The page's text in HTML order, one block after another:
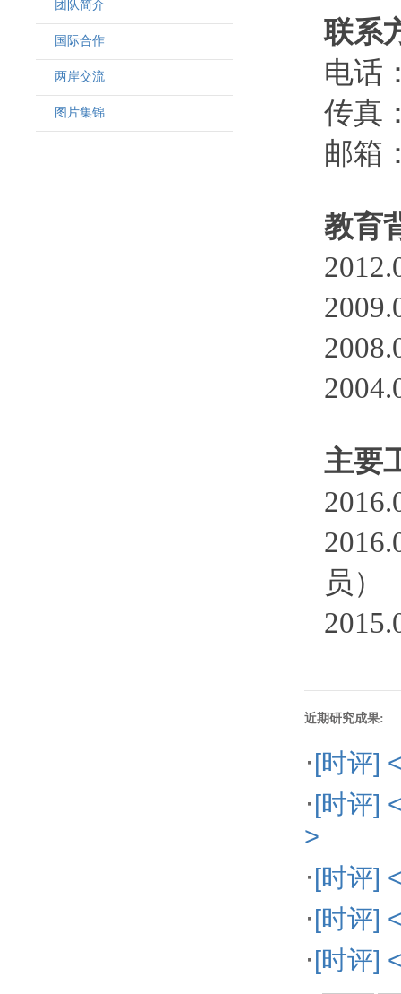
· 林勇新副院长
团队简介
· 客座教授
· 访问学者
国际合作
两岸交流
图片集锦
联系
电话
传真
邮箱
教育
主要
员）
近期研究成果:
·[时评]
·[时评]
>
·[时评]
·[时评]
·[时评]